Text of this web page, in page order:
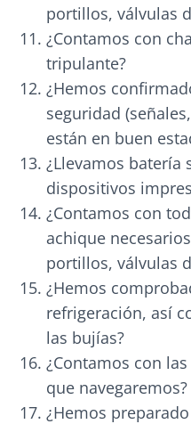
portillos, válvulas
¿Contamos con
tripulante?
¿Hemos
seguridad
están en buen
¿Llevamos
dispositivos
¿Contamos con
achique
portillos, válvulas
¿Hemos
refrigeración, así
las bujías?
¿Contamos con
que navegaremos?
¿Hemos